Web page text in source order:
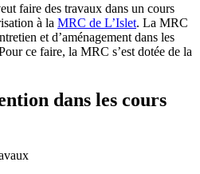
faire des travaux dans un cours
à la MRC de L’Islet. La MRC
et d’aménagement dans les
ce faire, la MRC s’est dotée de la
dans les cours